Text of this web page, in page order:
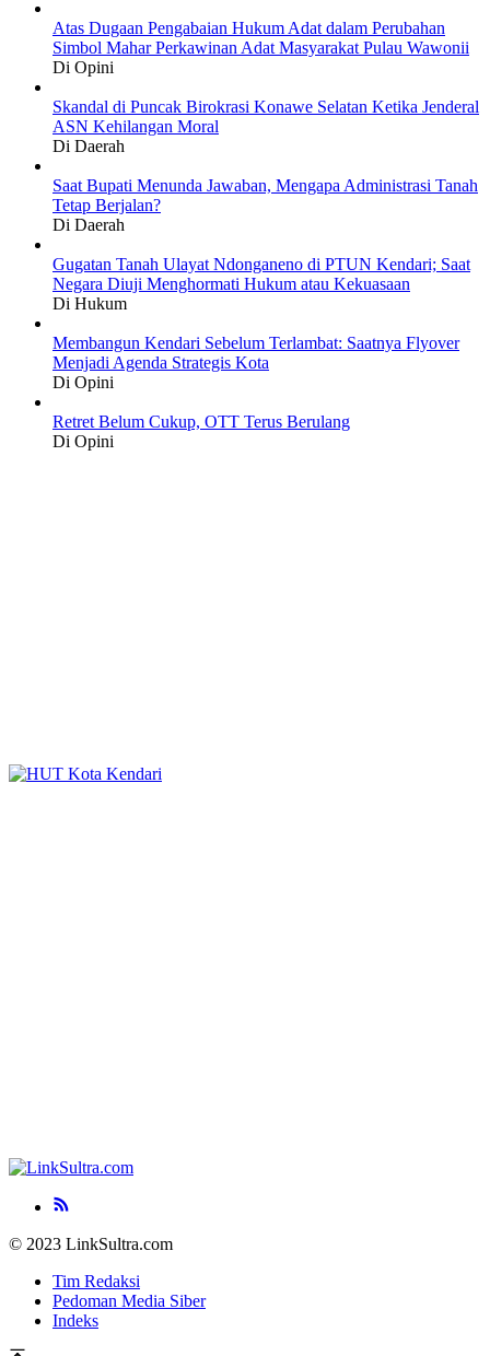
Atas Dugaan Pengabaian Hukum Adat dalam Perubahan
Simbol Mahar Perkawinan Adat Masyarakat Pulau Wawonii
Di Opini
Skandal di Puncak Birokrasi Konawe Selatan Ketika Jenderal
ASN Kehilangan Moral
Di Daerah
Saat Bupati Menunda Jawaban, Mengapa Administrasi Tanah
Tetap Berjalan?
Di Daerah
Gugatan Tanah Ulayat Ndonganeno di PTUN Kendari; Saat
Negara Diuji Menghormati Hukum atau Kekuasaan
Di Hukum
Membangun Kendari Sebelum Terlambat: Saatnya Flyover
Menjadi Agenda Strategis Kota
Di Opini
Retret Belum Cukup, OTT Terus Berulang
Di Opini
© 2023 LinkSultra.com
Tim Redaksi
Pedoman Media Siber
Indeks